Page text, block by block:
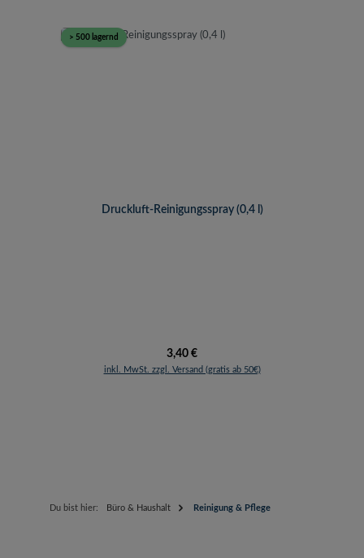
> 500 lagernd
Druckluft-Reinigungsspray (0,4 l)
Regulärer Preis:
3,40 €
inkl. MwSt. zzgl. Versand (gratis ab 50€)
Du bist hier: Büro & Haushalt Reinigung & Pflege